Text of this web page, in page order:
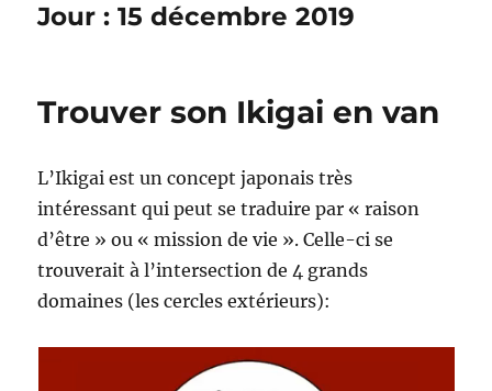
Jour :15 décembre 2019
Trouver son Ikigai en van
L’Ikigai est un concept japonais très
intéressant qui peut se traduire par « raison
d’être » ou « mission de vie ». Celle-ci se
trouverait à l’intersection de 4 grands
domaines (les cercles extérieurs):